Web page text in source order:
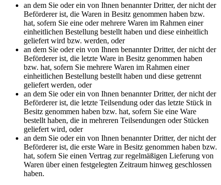
an dem Sie oder ein von Ihnen benannter Dritter, der nicht der
Beförderer ist, die Waren in Besitz genommen haben bzw.
hat, sofern Sie eine oder mehrere Waren im Rahmen einer
einheitlichen Bestellung bestellt haben und diese einheitlich
geliefert wird bzw. werden, oder
an dem Sie oder ein von Ihnen benannter Dritter, der nicht der
Beförderer ist, die letzte Ware in Besitz genommen haben
bzw. hat, sofern Sie mehrere Waren im Rahmen einer
einheitlichen Bestellung bestellt haben und diese getrennt
geliefert werden, oder
an dem Sie oder ein von Ihnen benannter Dritter, der nicht der
Beförderer ist, die letzte Teilsendung oder das letzte Stück in
Besitz genommen haben bzw. hat, sofern Sie eine Ware
bestellt haben, die in mehreren Teilsendungen oder Stücken
geliefert wird, oder
an dem Sie oder ein von Ihnen benannter Dritter, der nicht der
Beförderer ist, die erste Ware in Besitz genommen haben bzw.
hat, sofern Sie einen Vertrag zur regelmäßigen Lieferung von
Waren über einen festgelegten Zeitraum hinweg geschlossen
haben.